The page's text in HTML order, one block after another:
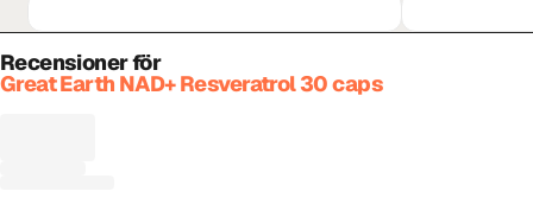
Recensioner för
Great Earth NAD+ Resveratrol 30 caps